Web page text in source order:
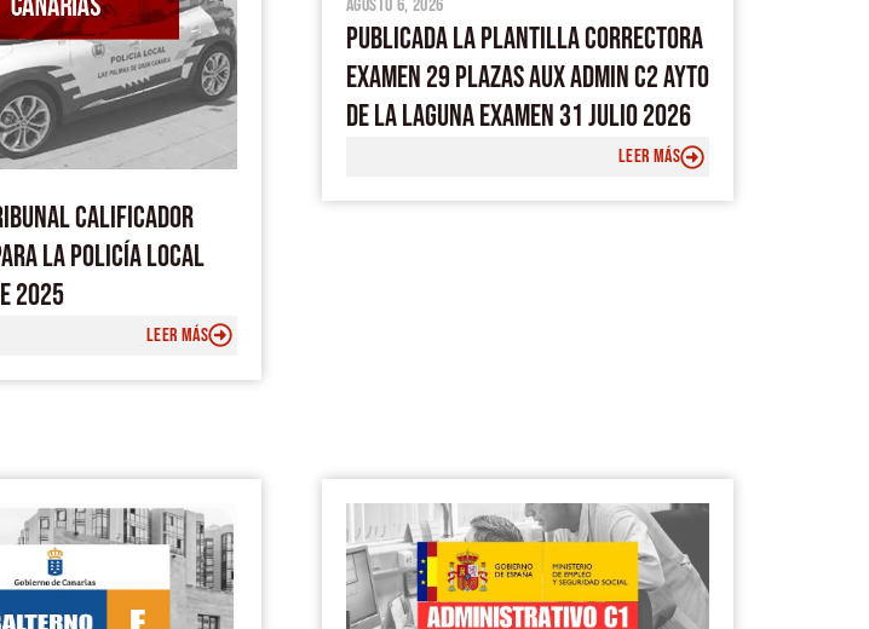
CALIFICADOR
LA POLICÍA LOCAL
2025
LEER MÁS
agosto 6, 2026
PUBLICADA LA PLANTILLA CORRECTORA
EXAMEN 29 PLAZAS AUX ADMIN C2 AYTO
DE LA LAGUNA EXAMEN 31 JULIO 2026
LEER MÁS